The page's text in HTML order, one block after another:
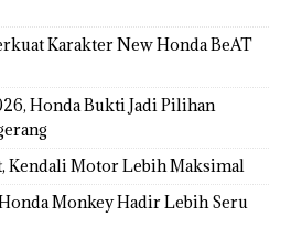
Karakter New Honda BeAT
Honda Bukti Jadi Pilihan
Kendali Motor Lebih Maksimal
Monkey Hadir Lebih Seru